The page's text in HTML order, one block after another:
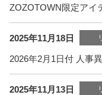
ZOZOTOWN限定アイ
2025年11月18日
2026年2月1日付 人事
2025年11月13日